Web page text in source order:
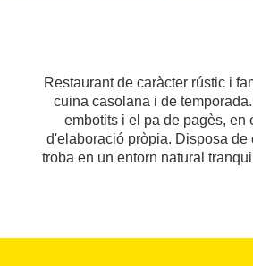
Restaurant de caràcter rústic i
cuina casolana i de
embotits i el pa de pagès, en
d'elaboració pròpia. Disposa de
troba en un entorn natural